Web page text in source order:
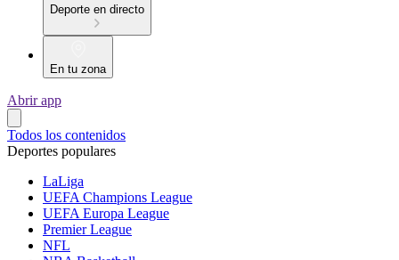
Deporte en directo
En tu zona
Abrir app
Todos los contenidos
Deportes populares
LaLiga
UEFA Champions League
UEFA Europa League
Premier League
NFL